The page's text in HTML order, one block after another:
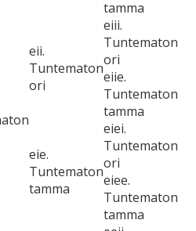
tamma
eii.
Tuntematon
ori
eiii.
Tuntematon
ori
eiie.
Tuntematon
tamma
eie.
Tuntematon
tamma
eiei.
Tuntematon
ori
eiee.
Tuntematon
tamma